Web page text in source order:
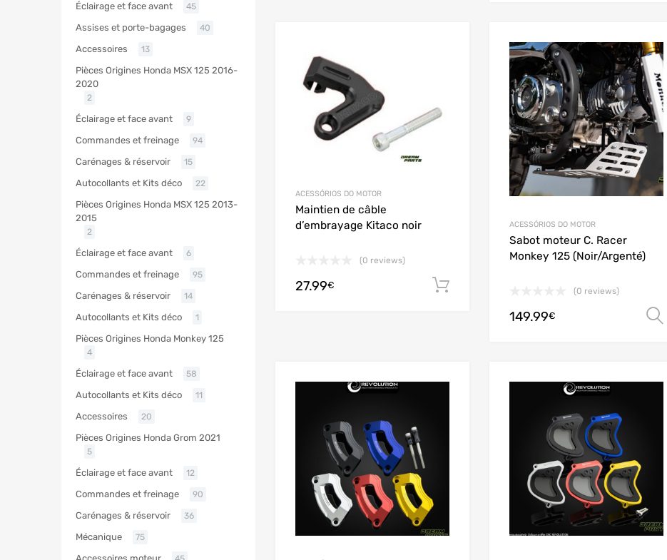
Add to Wishlist
ACESSÓRIOS DO MOTOR
Maintien de câble
d’embrayage Kitaco noir
(0 reviews)
27.99€
ACESSÓRIOS DO MOTOR
Sabot moteur C. Racer
Monkey 125 (Noir/Argenté)
(0 reviews)
149.99€
Éclairage et face avant 45
Assises et porte-bagages 40
Accessoires 13
Pièces Origines Honda MSX 125 2016-
2020
2
Éclairage et face avant 9
Commandes et freinage 94
Carénages & réservoir 15
Autocollants et Kits déco 22
Pièces Origines Honda MSX 125 2013-
2015
2
Éclairage et face avant 6
Commandes et freinage 95
Carénages & réservoir 14
Autocollants et Kits déco 1
Pièces Origines Honda Monkey 125
4
Éclairage et face avant 58
Autocollants et Kits déco 11
Accessoires 20
Pièces Origines Honda Grom 2021
5
Éclairage et face avant 12
Commandes et freinage 90
Carénages & réservoir 36
Mécanique 75